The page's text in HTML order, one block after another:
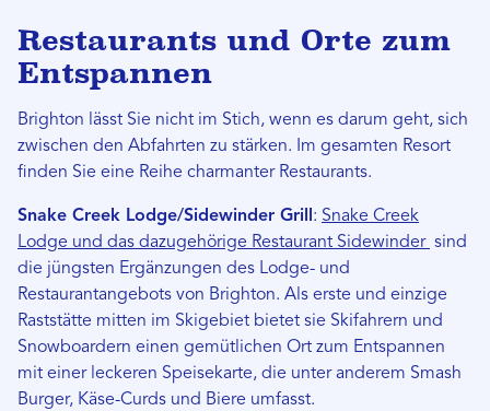
Restaurants und Orte zum
Entspannen
Brighton lässt Sie nicht im Stich, wenn es darum geht, sich
zwischen den Abfahrten zu stärken. Im gesamten Resort
finden Sie eine Reihe charmanter Restaurants.
Snake Creek Lodge/Sidewinder Grill: Snake Creek
Lodge und das dazugehörige Restaurant Sidewinder sind
die jüngsten Ergänzungen des Lodge- und
Restaurantangebots von Brighton. Als erste und einzige
Raststätte mitten im Skigebiet bietet sie Skifahrern und
Snowboardern einen gemütlichen Ort zum Entspannen
mit einer leckeren Speisekarte, die unter anderem Smash
Burger, Käse-Curds und Biere umfasst.